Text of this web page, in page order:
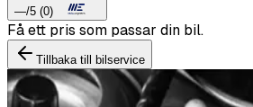
—/5 (0)
Boka däckbyte eller montering inför
Tillbaka till bilservice